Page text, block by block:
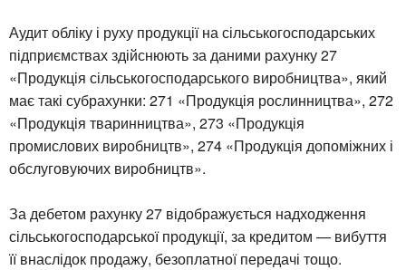
Аудит обліку і руху продукції на сільськогосподарських
підприємствах здійснюють за даними рахунку 27
«Продукція сільськогосподарського виробництва», який
має такі субрахунки: 271 «Продукція рослинництва», 272
«Продукція тваринництва», 273 «Продукція
промислових виробництв», 274 «Продукція допоміжних і
обслуговуючих виробництв».
За дебетом рахунку 27 відображується надходження
сільськогосподарської продукції, за кредитом — вибуття
її внаслідок продажу, безоплатної передачі тощо.